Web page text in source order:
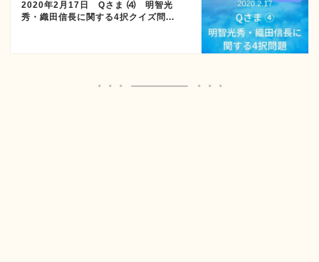
2020年2月17日 Qさま ⑷ 明智光
秀・織田信長に関する4択クイズ問...